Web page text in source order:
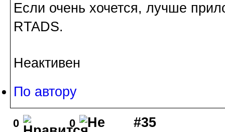
Если очень хочется, лучше
RTADS.
Неактивен
По автору
0 0 #35